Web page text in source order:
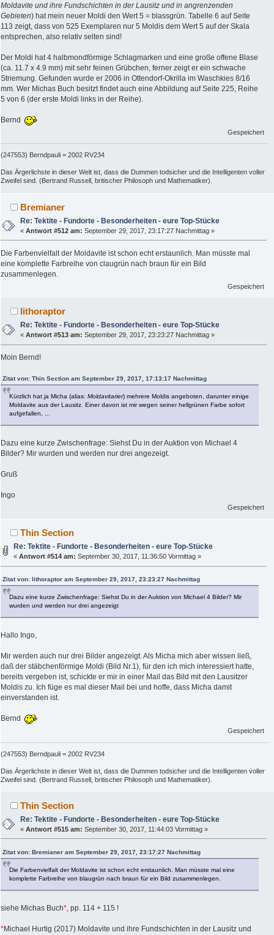
Moldavite und ihre Fundschichten in der Lausitz und in angrenzenden
Gebieten) hat mein neuer Moldi den Wert 5 = blassgrün. Tabelle 6 auf Seite
113 zeigt, dass von 525 Exemplaren nur 5 Moldis dem Wert 5 auf der Skala
entsprechen, also relativ selten sind!
Der Moldi hat 4 halbmondförmige Schlagmarken und eine große offene Blase
(ca. 11.7 x 4.9 mm) mit sehr feinen Grübchen, ferner zeigt er ein schwache
Striemung. Gefunden wurde er 2006 in Ottendorf-Okrilla im Waschkies 8/16
mm. Wer Michas Buch besitzt findet auch eine Abbildung auf Seite 225, Reihe
5 von 6 (der erste Moldi links in der Reihe).
Bernd
Gespeichert
(247553) Berndpauli = 2002 RV234
Das Ärgerlichste in dieser Welt ist, dass die Dummen todsicher und die Intelligenten voller
Zweifel sind. (Bertrand Russell, britischer Philosoph und Mathematiker).
Bremianer
Re: Tektite - Fundorte - Besonderheiten - eure Top-Stücke
«Antwort #512 am: September 29, 2017, 23:17:27 Nachmittag »
Die Farbenvielfalt der Moldavite ist schon echt erstaunlich. Man müsste mal
eine komplette Farbreihe von claugrün nach braun für ein Bild
zusammenlegen.
Gespeichert
lithoraptor
Re: Tektite - Fundorte - Besonderheiten - eure Top-Stücke
«Antwort #513 am: September 29, 2017, 23:23:27 Nachmittag »
Moin Bernd!
Zitat von: Thin Section am September 29, 2017, 17:13:17 Nachmittag
Kürzlich hat ja Micha (alias: Moldavitarier) mehrere Moldis angeboten, darunter einige
Moldavite aus der Lausitz. Einer davon ist mir wegen seiner hellgrünen Farbe sofort
aufgefallen, ...
Dazu eine kurze Zwischenfrage: Siehst Du in der Auktion von Michael 4
Bilder? Mir wurden und werden nur drei angezeigt.
Gruß
Ingo
Gespeichert
Thin Section
Re: Tektite - Fundorte - Besonderheiten - eure Top-Stücke
«Antwort #514 am: September 30, 2017, 11:36:50 Vormittag »
Zitat von: lithoraptor am September 29, 2017, 23:23:27 Nachmittag
Dazu eine kurze Zwischenfrage: Siehst Du in der Auktion von Michael 4 Bilder? Mir
wurden und werden nur drei angezeigt
Hallo Ingo,
Mir werden auch nur drei Bilder angezeigt. Als Micha mich aber wissen ließ,
daß der stäbchenförmige Moldi (Bild Nr.1), für den ich mich interessiert hatte,
bereits vergeben ist, schickte er mir in einer Mail das Bild mit den Lausitzer
Moldis zu. Ich füge es mal dieser Mail bei und hoffe, dass Micha damit
einverstanden ist.
Bernd
Gespeichert
(247553) Berndpauli = 2002 RV234
Das Ärgerlichste in dieser Welt ist, dass die Dummen todsicher und die Intelligenten voller
Zweifel sind. (Bertrand Russell, britischer Philosoph und Mathematiker).
Thin Section
Re: Tektite - Fundorte - Besonderheiten - eure Top-Stücke
«Antwort #515 am: September 30, 2017, 11:44:03 Vormittag »
Zitat von: Bremianer am September 29, 2017, 23:17:27 Nachmittag
Die Farbenvielfalt der Moldavite ist schon echt erstaunlich. Man müsste mal eine
komplette Farbreihe von blaugrün nach braun für ein Bild zusammenlegen.
siehe Michas Buch* , pp. 114 + 115 !
*Michael Hurtig (2017) Moldavite und ihre Fundschichten in der Lausitz und